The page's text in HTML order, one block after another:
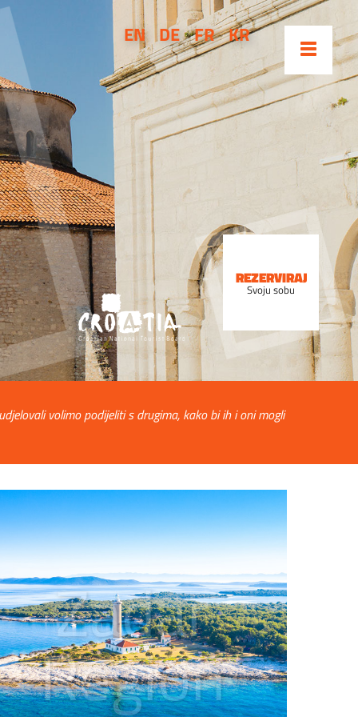
EN DE FR KR
REZERVIRAJ
Svoju sobu
volimo podijeliti s drugima, kako bi ih i oni mogli
Zadar
Region